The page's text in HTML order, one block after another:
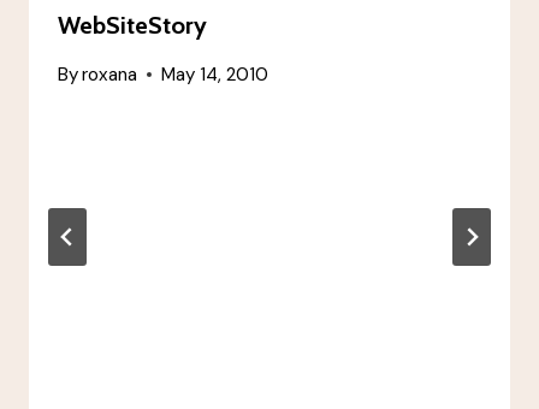
WebSiteStory
Byroxana May 14, 2010